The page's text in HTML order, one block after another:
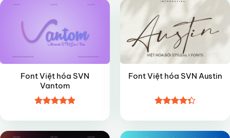
Font Việt hóa SVN
Vantom
hạng4.85
Font Việt hóa SVN Austin
hạng4.35